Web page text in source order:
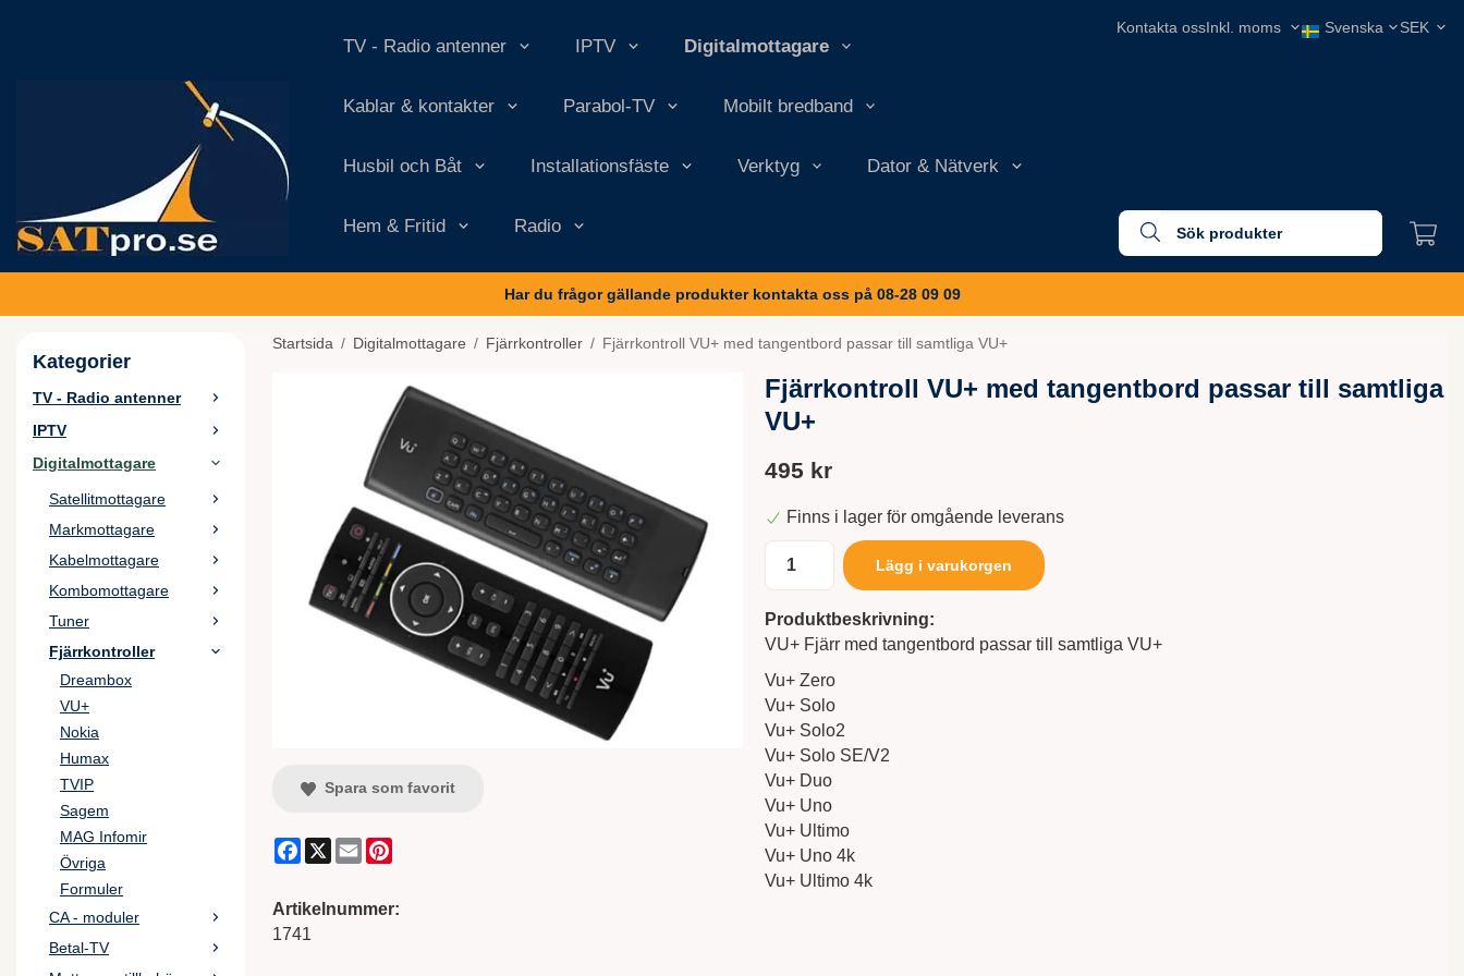
TV - Radio antenner IPTV Digitalmottagare
Kablar & kontakter Parabol-TV Mobilt bredband
Husbil och Båt Installationsfäste Verktyg Dator & Nätverk
Hem & Fritid Radio
Kontakta oss
Har du frågor gällande produkter kontakta oss på 08-28 09 09
Kategorier
TV - Radio antenner
IPTV
Digitalmottagare
Satellitmottagare
Markmottagare
Kabelmottagare
Kombomottagare
Tuner
Fjärrkontroller
Dreambox
VU+
Nokia
Humax
TVIP
Sagem
MAG Infomir
Övriga
Formuler
CA - moduler
Betal-TV
Startsida / Digitalmottagare / Fjärrkontroller / Fjärrkontroll VU+ med tangentbord passar till samtliga VU+
Fjärrkontroll VU+ med tangentbord passar till samtliga
VU+
495 kr
Finns i lager för omgående leverans
Lägg i varukorgen
Produktbeskrivning:
VU+ Fjärr med tangentbord passar till samtliga VU+
Vu+ Zero
Vu+ Solo
Vu+ Solo2
Vu+ Solo SE/V2
Vu+ Duo
Vu+ Uno
Vu+ Ultimo
Vu+ Uno 4k
Vu+ Ultimo 4k
Spara som favorit
Facebook
X Email
Artikelnummer:
1741